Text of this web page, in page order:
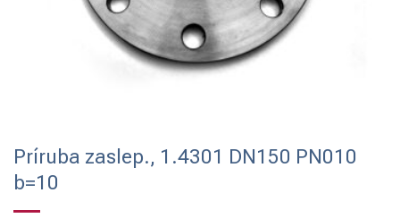
Príruba zaslep., 1.4301 DN150 PN010
b=10